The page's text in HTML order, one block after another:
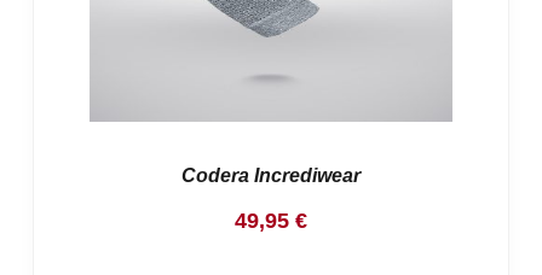
Codera Incrediwear
49,95 €